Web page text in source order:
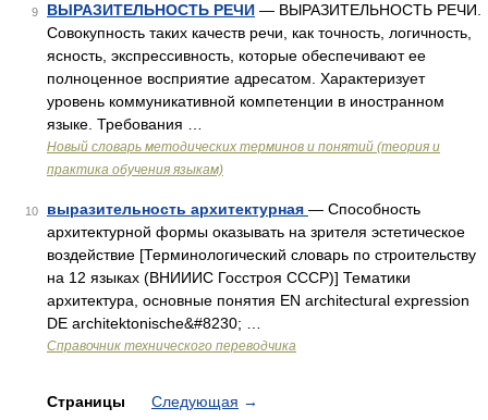
9 ВЫРАЗИТЕЛЬНОСТЬ РЕЧИ — ВЫРАЗИТЕЛЬНОСТЬ РЕЧИ.
Совокупность таких качеств речи, как точность, логичность,
ясность, экспрессивность, которые обеспечивают ее
полноценное восприятие адресатом. Характеризует
уровень коммуникативной компетенции в иностранном
языке. Требования …
Новый словарь методических терминов и понятий (теория и
практика обучения языкам)
10 выразительность архитектурная — Способность
архитектурной формы оказывать на зрителя эстетическое
воздействие [Терминологический словарь по строительству
на 12 языках (ВНИИИС Госстроя СССР)] Тематики
архитектура, основные понятия EN architectural expression
DE architektonische&#8230; …
Справочник технического переводчика
Страницы Следующая →